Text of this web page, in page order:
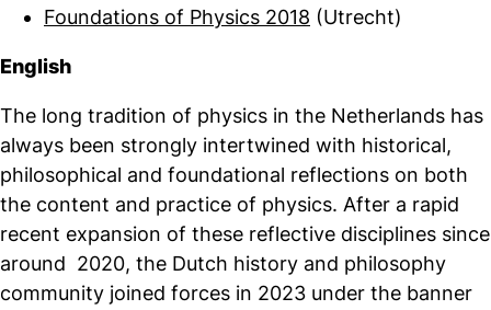
Foundations of Physics 2018 (Utrecht)
English
The long tradition of physics in the Netherlands has
always been strongly intertwined with historical,
philosophical and foundational reflections on both
the content and practice of physics. After a rapid
recent expansion of these reflective disciplines since
around 2020, the Dutch history and philosophy
community joined forces in 2023 under the banner